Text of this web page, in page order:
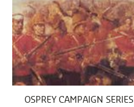
OSPREY CAMPAIGN SERIES